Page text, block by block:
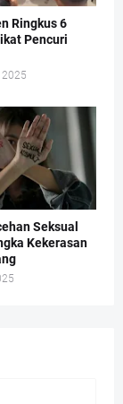
Ringkus 6
Pencuri
2025
Seksual
Kekerasan